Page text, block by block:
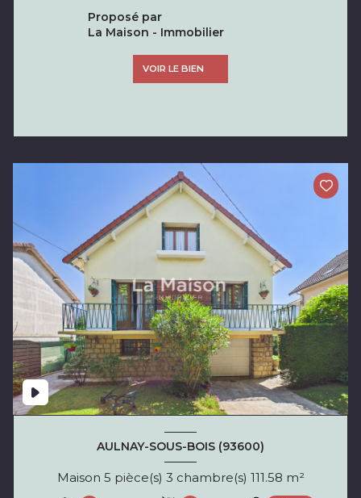
Proposé par
La Maison - Immobilier
VOIR LE BIEN
AULNAY-SOUS-BOIS (93600)
Maison 5 pièce(s) 3 chambre(s) 111.58 m²